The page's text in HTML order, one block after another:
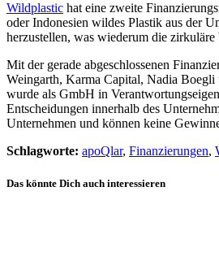
Wildplastic hat eine zweite
oder Indonesien wildes Plastik aus der
herzustellen, was wiederum die
Mit der gerade abgeschlossenen
Weingarth, Karma Capital, Nadia
wurde als GmbH in
Entscheidungen innerhalb des
Unternehmen und können keine
Schlagworte: apoQlar, Finanzierungen,
Das könnte Dich auch interessieren